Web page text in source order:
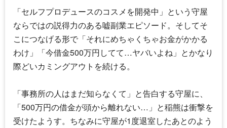
「セルフプロデュースのコスメを開発中」という守屋
ならではの説得力のある嘘副業エピソード。そしてそ
こにつなげる形で「それにめちゃくちゃお金がかかる
わけ」「今借金500万円してて…ヤバいよね」とかなり
際どいカミングアウトを続ける。
「事務所の人はまだ知らなくて」と告白する守屋に、
「500万円の借金が頭から離れない…」と稲熊は衝撃を
受けたようす。ちなみに守屋が1度退室したあとのよう